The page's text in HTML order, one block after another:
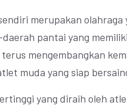
merupakan
pantai yang
mengembangkan
muda yang siap
yang diraih oleh